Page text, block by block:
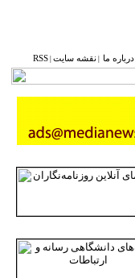
درباره ما نقشه ‌سایت RSS